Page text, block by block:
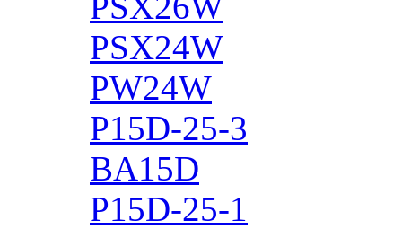
PSX24W
PW24W
P15D-25-3
BA15D
P15D-25-1